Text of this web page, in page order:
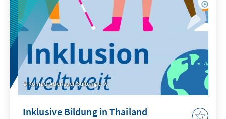
guter Digitalpolitik zu konzentrieren.
Konrad-Adenauer-Stiftung e. V.
Inklusive Bildung in Thailand